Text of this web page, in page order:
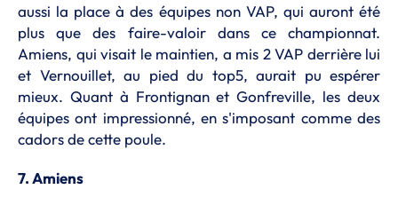
aussi la place à des équipes non VAP, qui auront été
plus que des faire-valoir dans ce championnat.
Amiens, qui visait le maintien, a mis 2 VAP derrière lui
et Vernouillet, au pied du top5, aurait pu espérer
mieux. Quant à Frontignan et Gonfreville, les deux
équipes ont impressionné, en s'imposant comme des
cadors de cette poule.
7. Amiens